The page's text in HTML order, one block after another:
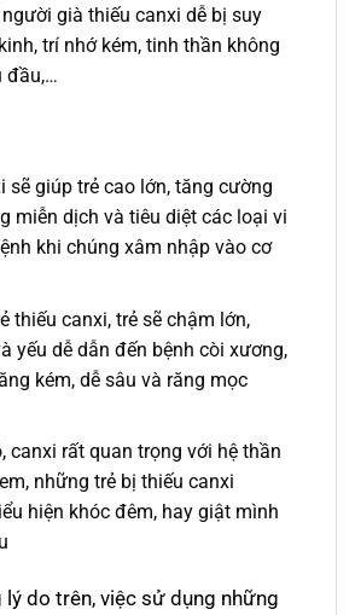
già thiếu canxi dễ bị suy
trí nhớ kém, tinh thần không
đầu,…
sẽ giúp trẻ cao lớn, tăng cường
miễn dịch và tiêu diệt các loại vi
khi chúng xâm nhập vào cơ
thiếu canxi, trẻ sẽ chậm lớn,
yếu dễ dẫn đến bệnh còi xương,
kém, dễ sâu và răng mọc
canxi rất quan trọng với hệ thần
những trẻ bị thiếu canxi
hiện khóc đêm, hay giật mình
lý do trên, việc sử dụng những